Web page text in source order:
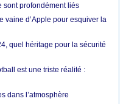
sont profondément liés
vaine d’Apple pour esquiver la
quel héritage pour la sécurité
est une triste réalité :
dans l’atmosphère